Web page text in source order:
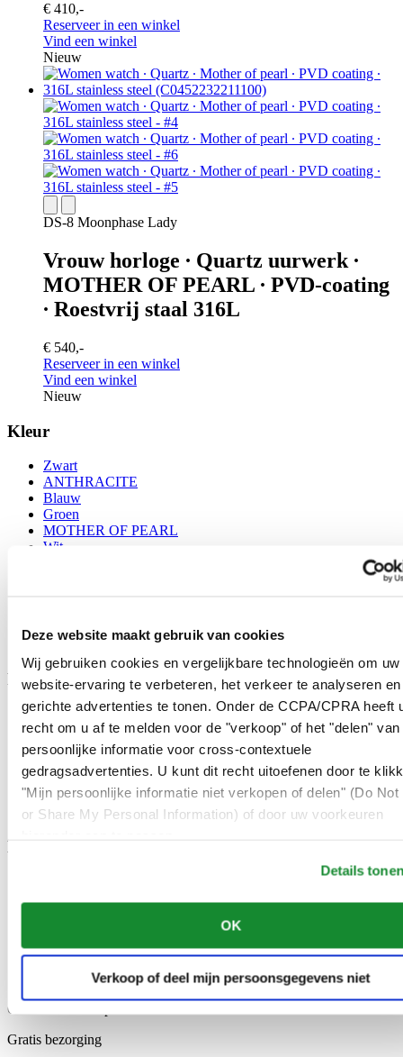
Deze website maakt gebruik van cookies
Wij gebruiken cookies en vergelijkbare technologieën om uw
website-ervaring te verbeteren, het verkeer te analyseren en
gerichte advertenties te tonen. Onder de CCPA/CPRA heeft
recht om u af te melden voor de "verkoop" of het "delen" van
persoonlijke informatie voor cross-contextuele
gedragsadvertenties. U kunt dit recht uitoefenen door te
"Mijn persoonlijke informatie niet verkopen of delen" (Do Not
or Share My Personal Information) of door uw voorkeuren
Details
OK
Verkoop of deel mijn persoonsgegevens niet
€ 410,-
Reserveer in een winkel
Vind een winkel
Nieuw
DS-8 Moonphase Lady
Vrouw horloge ∙ Quartz uurwerk ∙
MOTHER OF PEARL ∙ PVD-coating
∙ Roestvrij staal 316L
€ 540,-
Reserveer in een winkel
Vind een winkel
Nieuw
Kleur
Zwart
ANTHRACITE
Blauw
Groen
MOTHER OF PEARL
Wit
BLACK CARBON
PINK
Functie
80 uur gangreserve
Chronograaf
Chronometer
Drie wijzers
Duikershorloge volgens ISO 6425:2018
Moon Phase
Tachymeter
Materie
Keramisch
Synthetisch
PVD-coating
Officiële webshop
Gratis bezorging